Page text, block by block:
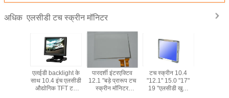
अधिक एलसीडी टच स्क्रीन मॉनिटर
एलईडी backlight के
साथ 10.4 इंच एलसीडी
औद्योगिक TFT टच
पारदर्शी इंटरएक्टिव
12.1 "बड़े प्रारूप टच
स्क्रीन मॉनिटर
टच स्क्रीन 10.4
"12.1" 15.0 "17"
19 "एलसीडी खुला